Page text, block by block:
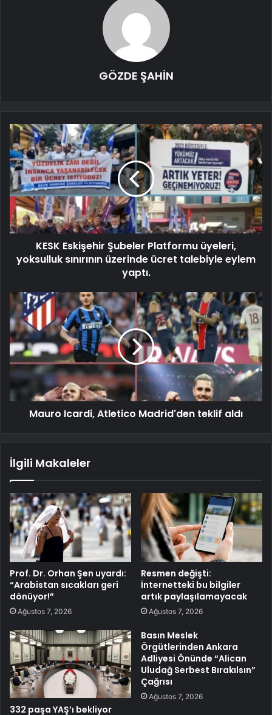
GÖZDE ŞAHİN
KESK Eskişehir Şubeler Platformu üyeleri,
yoksulluk sınırının üzerinde ücret talebiyle eylem
yaptı.
Mauro Icardi, Atletico Madrid'den teklif aldı
İlgili Makaleler
Prof. Dr. Orhan Şen uyardı:
“Arabistan sıcakları geri
dönüyor!”
Ağustos 7, 2026
Resmen değişti:
İnternetteki bu bilgiler
artık paylaşılamayacak
Ağustos 7, 2026
332 paşa YAŞ’ı bekliyor
Basın Meslek
Örgütlerinden Ankara
Adliyesi Önünde “Alican
Uludağ Serbest Bırakılsın”
Çağrısı
Ağustos 7, 2026